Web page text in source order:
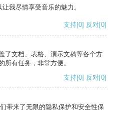
我尽情享受音乐的魅力。
支持[0] 反对[0]
了文档、表格、演示文稿等各个方
所有任务，非常方便。
支持[0] 反对[0]
带来了无限的隐私保护和安全性保